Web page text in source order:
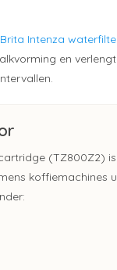
Intenza
en verlengt
(TZ800Z2)
koffiemachines